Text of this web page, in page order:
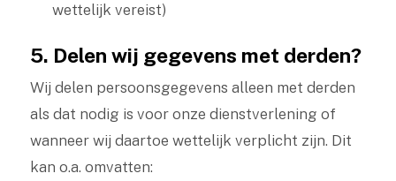
wettelijk vereist)
5. Delen wij gegevens met derden?
Wij delen persoonsgegevens alleen met derden
als dat nodig is voor onze dienstverlening of
wanneer wij daartoe wettelijk verplicht zijn. Dit
kan o.a. omvatten: